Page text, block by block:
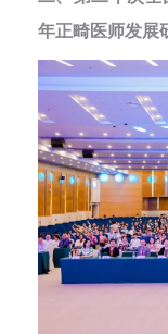
年正畸医师发展